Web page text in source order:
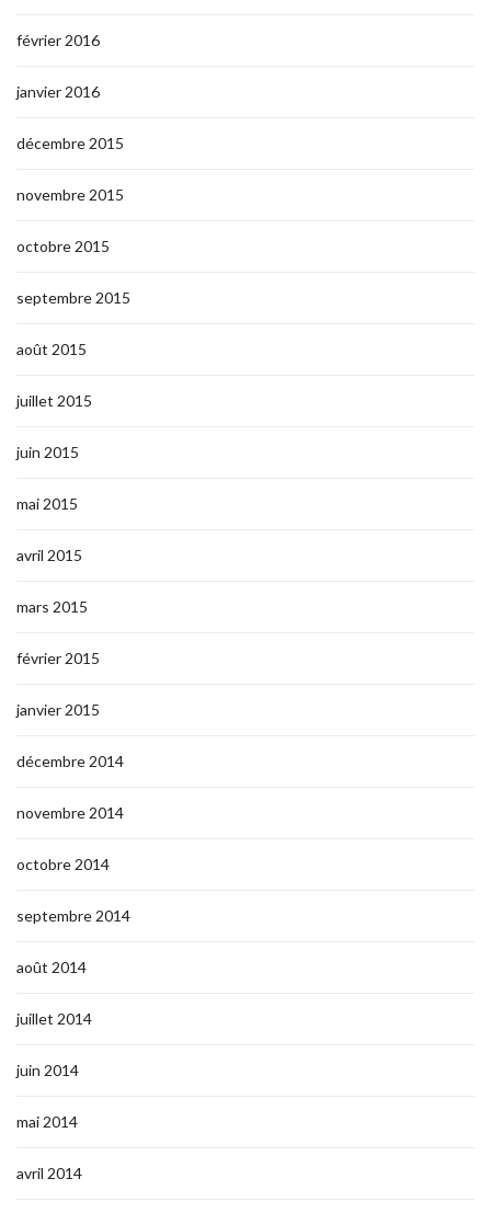
février 2016
janvier 2016
décembre 2015
novembre 2015
octobre 2015
septembre 2015
août 2015
juillet 2015
juin 2015
mai 2015
avril 2015
mars 2015
février 2015
janvier 2015
décembre 2014
novembre 2014
octobre 2014
septembre 2014
août 2014
juillet 2014
juin 2014
mai 2014
avril 2014